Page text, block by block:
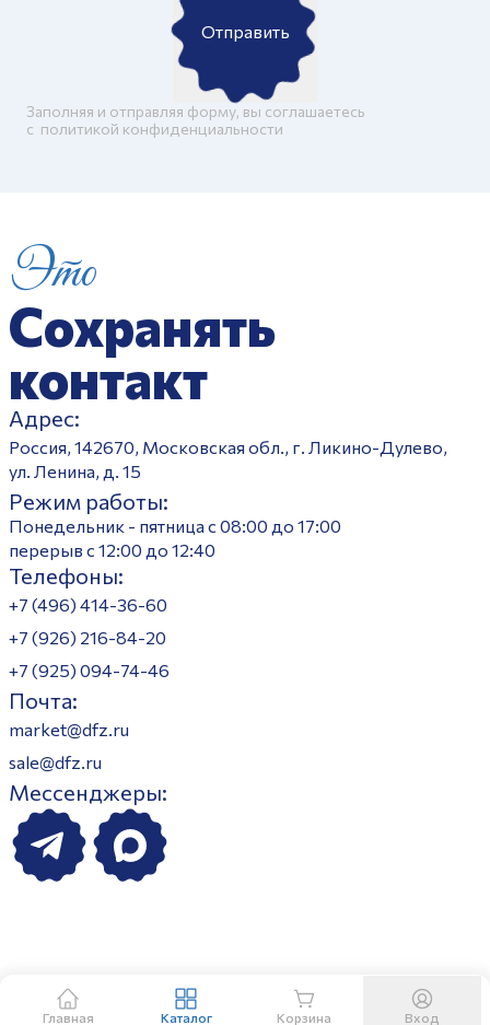
Отправить
Заполняя и отправляя форму, вы соглашаетесь
c политикой конфиденциальности
Это
Сохранять
контакт
Адрес:
Россия, 142670, Московская обл., г. Ликино-Дулево,
ул. Ленина, д. 15
Режим работы:
Понедельник - пятница с 08:00 до 17:00
перерыв с 12:00 до 12:40
Телефоны:
+7 (496) 414-36-60
+7 (926) 216-84-20
+7 (925) 094-74-46
Почта:
market@dfz.ru
sale@dfz.ru
Мессенджеры:
Главная Каталог Корзина Вход